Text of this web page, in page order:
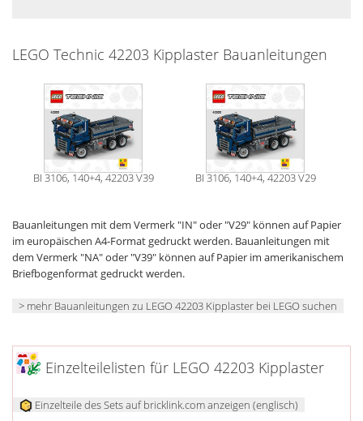
LEGO Technic 42203 Kipplaster Bauanleitungen
BI 3106, 140+4, 42203 V39 BI 3106, 140+4, 42203 V29
Bauanleitungen mit dem Vermerk "IN" oder "V29" können auf Papier
im europäischen A4-Format gedruckt werden. Bauanleitungen mit
dem Vermerk "NA" oder "V39" können auf Papier im amerikanischem
Briefbogenformat gedruckt werden.
> mehr Bauanleitungen zu LEGO 42203 Kipplaster bei LEGO suchen
Einzelteilelisten für LEGO 42203 Kipplaster
Einzelteile des Sets auf bricklink.com anzeigen (englisch)